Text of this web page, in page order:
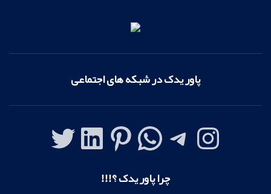
پاور یدک در شبکه های اجتماعی
چرا پاور یدک ؟!!!